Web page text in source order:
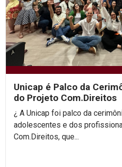
Unicap é Palco da
do Projeto Com.Direitos
¿ A Unicap foi palco da cerimônia de certificação das
adolescentes e dos
Com.Direitos, que...